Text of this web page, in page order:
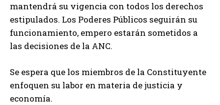
mantendrá su vigencia con todos los derechos
estipulados. Los Poderes Públicos seguirán su
funcionamiento, empero estarán sometidos a
las decisiones de la ANC.
Se espera que los miembros de la Constituyente
enfoquen su labor en materia de justicia y
economía.